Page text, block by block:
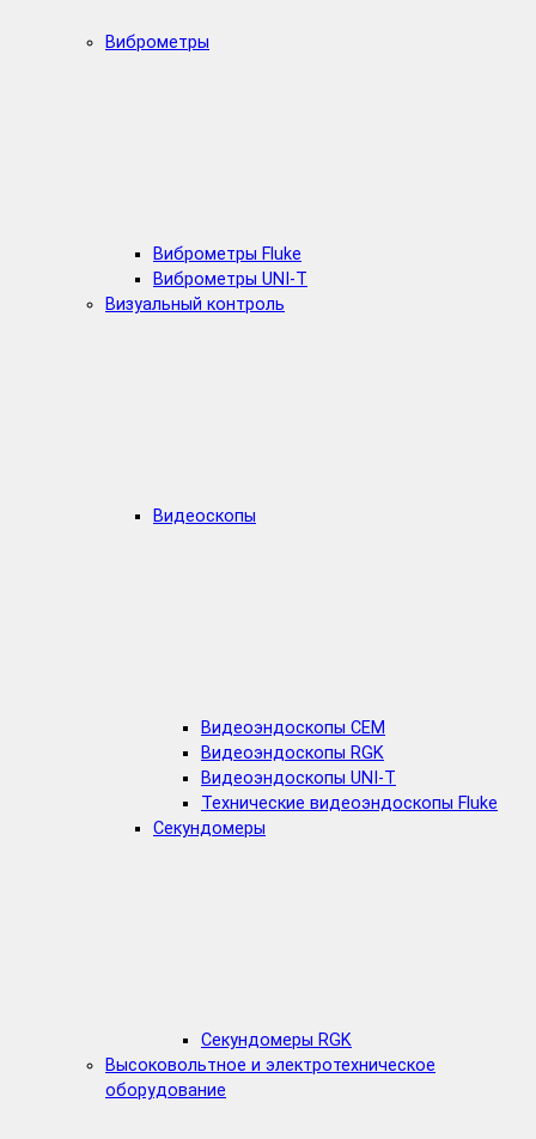
Виброметры
Виброметры Fluke
Виброметры UNI-T
Визуальный контроль
Видеоскопы
Видеоэндоскопы CEM
Видеоэндоскопы RGK
Видеоэндоскопы UNI-T
Технические видеоэндоскопы Fluke
Секундомеры
Секундомеры RGK
Высоковольтное и электротехническое
оборудование